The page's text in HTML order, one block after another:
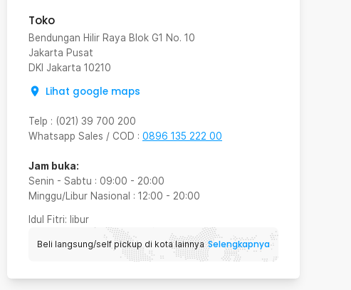
Toko
Bendungan Hilir Raya Blok G1 No. 10
Jakarta Pusat
DKI Jakarta 10210
Lihat google maps
Telp : (021) 39 700 200
Whatsapp Sales / COD : 0896 135 222 00
Jam buka:
Senin - Sabtu : 09:00 - 20:00
Minggu/Libur Nasional : 12:00 - 20:00
Idul Fitri: libur
Beli langsung/self pickup di kota lainnya Selengkapnya